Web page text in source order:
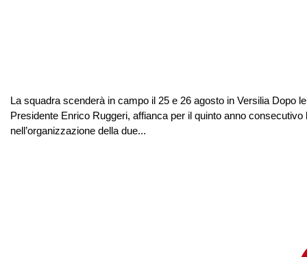
La squadra scenderà in campo il 25 e 26 agosto in Versilia Dopo
Presidente Enrico Ruggeri, affianca per il quinto anno
nell’organizzazione della due...